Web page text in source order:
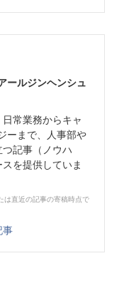
ールジンヘンシュ
常業務からキャ
ーまで、人事部や
記事（ノウハ
を提供していま
は直近の記事の寄稿時点で
事